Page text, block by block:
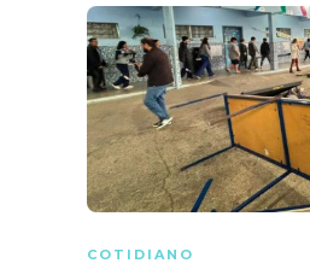
COTIDIANO